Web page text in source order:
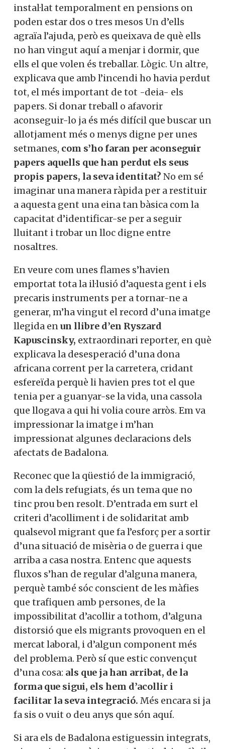
instal·lat temporalment en pensions on
poden estar dos o tres mesos Un d’ells
agraïa l’ajuda, però es queixava de què ells
no han vingut aquí a menjar i dormir, que
ells el que volen és treballar. Lògic. Un altre,
explicava que amb l’incendi ho havia perdut
tot, el més important de tot -deia- els
papers. Si donar treball o afavorir
aconseguir-lo ja és més difícil que buscar un
allotjament més o menys digne per unes
setmanes, com s’ho faran per aconseguir
papers aquells que han perdut els seus
propis papers, la seva identitat? No em sé
imaginar una manera ràpida per a restituir
a aquesta gent una eina tan bàsica com la
capacitat d’identificar-se per a seguir
lluitant i trobar un lloc digne entre
nosaltres.
En veure com unes flames s’havien
emportat tota la il·lusió d’aquesta gent i els
precaris instruments per a tornar-ne a
generar, m’ha vingut el record d’una imatge
llegida enun llibre d’en Ryszard
Kapuscinsky, extraordinari reporter, en què
explicava la desesperació d’una dona
africana corrent per la carretera, cridant
esfereïda perquè li havien pres tot el que
tenia per a guanyar-se la vida, una cassola
que llogava a qui hi volia coure arròs. Em va
impressionar la imatge i m’han
impressionat algunes declaracions dels
afectats de Badalona.
Reconec que la qüestió de la immigració,
com la dels refugiats, és un tema que no
tinc prou ben resolt. D’entrada em surt el
criteri d’acolliment i de solidaritat amb
qualsevol migrant que fa l’esforç per a sortir
d’una situació de misèria o de guerra i que
arriba a casa nostra. Entenc que aquests
fluxos s’han de regular d’alguna manera,
perquè també sóc conscient de les màfies
que trafiquen amb persones, de la
impossibilitat d’acollir a tothom, d’alguna
distorsió que els migrants provoquen en el
mercat laboral, i d’algun component més
del problema. Però sí que estic convençut
d’una cosa: als que ja han arribat, de la
forma que sigui, els hem d’acollir i
facilitar la seva integració. Més encara si ja
fa sis o vuit o deu anys que són aquí.
Si ara els de Badalona estiguessin integrats,